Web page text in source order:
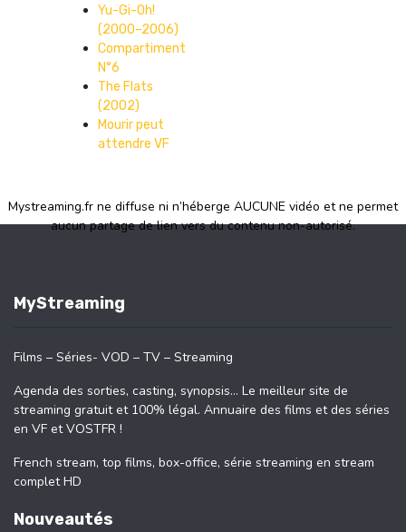
Yu-Gi-Oh!
(2000–2006)
Compartiment
N°6
The Flats
(2002)
Mourir peut
attendre VF
Mystreaming.fr ne diffuse ni n’héberge AUCUNE vidéo et ne permet
aucun partage de lien vers du contenu non-autorisé.
MyStreaming
Films – Séries- VOD – TV – Streaming
Agenda des sorties, casting, synopsis… Le meilleur site de
streaming gratuit et 100% légal. Annuaire des films et des séries
en VF et VOSTFR !
French stream, top films, box-office, série streaming en stream
complet HD
Nouveautés